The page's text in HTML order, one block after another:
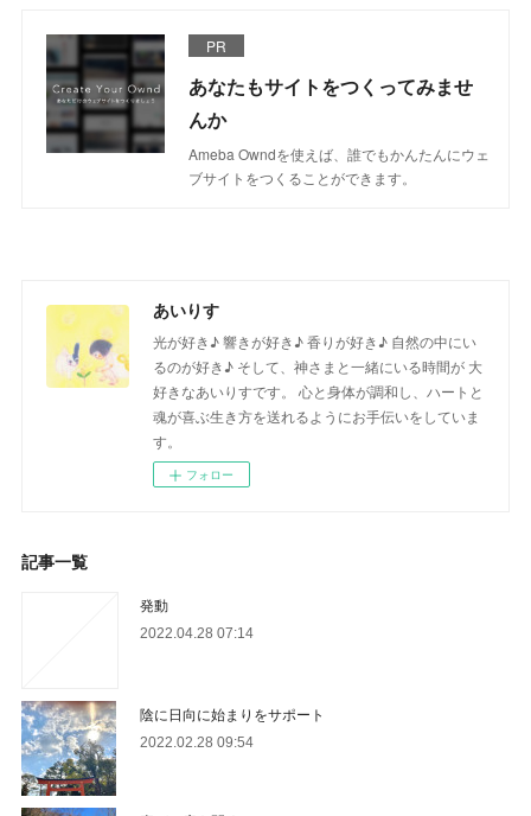
PR
あなたもサイトをつくってみませ
んか
Ameba Owndを使えば、誰でもかんたんにウェ
ブサイトをつくることができます。
あいりす
光が好き♪ 響きが好き♪ 香りが好き♪ 自然の中にい
るのが好き♪ そして、神さまと一緒にいる時間が 大
好きなあいりすです。 心と身体が調和し、ハートと
魂が喜ぶ生き方を送れるようにお手伝いをしていま
す。
フォロー
記事一覧
発動
2022.04.28 07:14
陰に日向に始まりをサポート
2022.02.28 09:54